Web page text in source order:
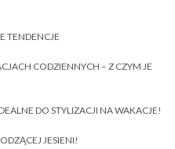
TENDENCJE
CODZIENNYCH – Z CZYM JE
DO STYLIZACJI NA WAKACJE!
JESIENI!